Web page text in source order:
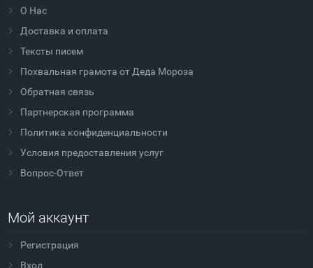
О Нас
Доставка и оплата
Тексты писем
Похвальная грамота от Деда Мороза
Обратная связь
Партнерская программа
Политика конфиденциальности
Условия предоставления услуг
Вопрос-Ответ
Мой аккаунт
Регистрация
Вход